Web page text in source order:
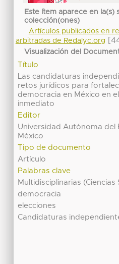
Este ítem aparece en la(s)
colección(ones)
Artículos publicados en
arbitradas de Redalyc.org
Visualización del
Título
Las candidaturas
retos jurídicos para
democracia en México en
inmediato
Editor
Universidad Autónoma del
México
Tipo de documento
Artículo
Palabras clave
Multidisciplinarias (Ciencias
democracia
elecciones
Candidaturas